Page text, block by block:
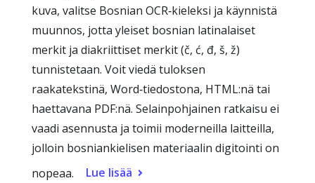
kuva, valitse Bosnian OCR‑kieleksi ja käynnistä
muunnos, jotta yleiset bosnian latinalaiset
merkit ja diakriittiset merkit (č, ć, đ, š, ž)
tunnistetaan. Voit viedä tuloksen
raakatekstinä, Word‑tiedostona, HTML:nä tai
haettavana PDF:nä. Selainpohjainen ratkaisu ei
vaadi asennusta ja toimii moderneilla laitteilla,
jolloin bosniankielisen materiaalin digitointi on
nopeaa.
Lue lisää